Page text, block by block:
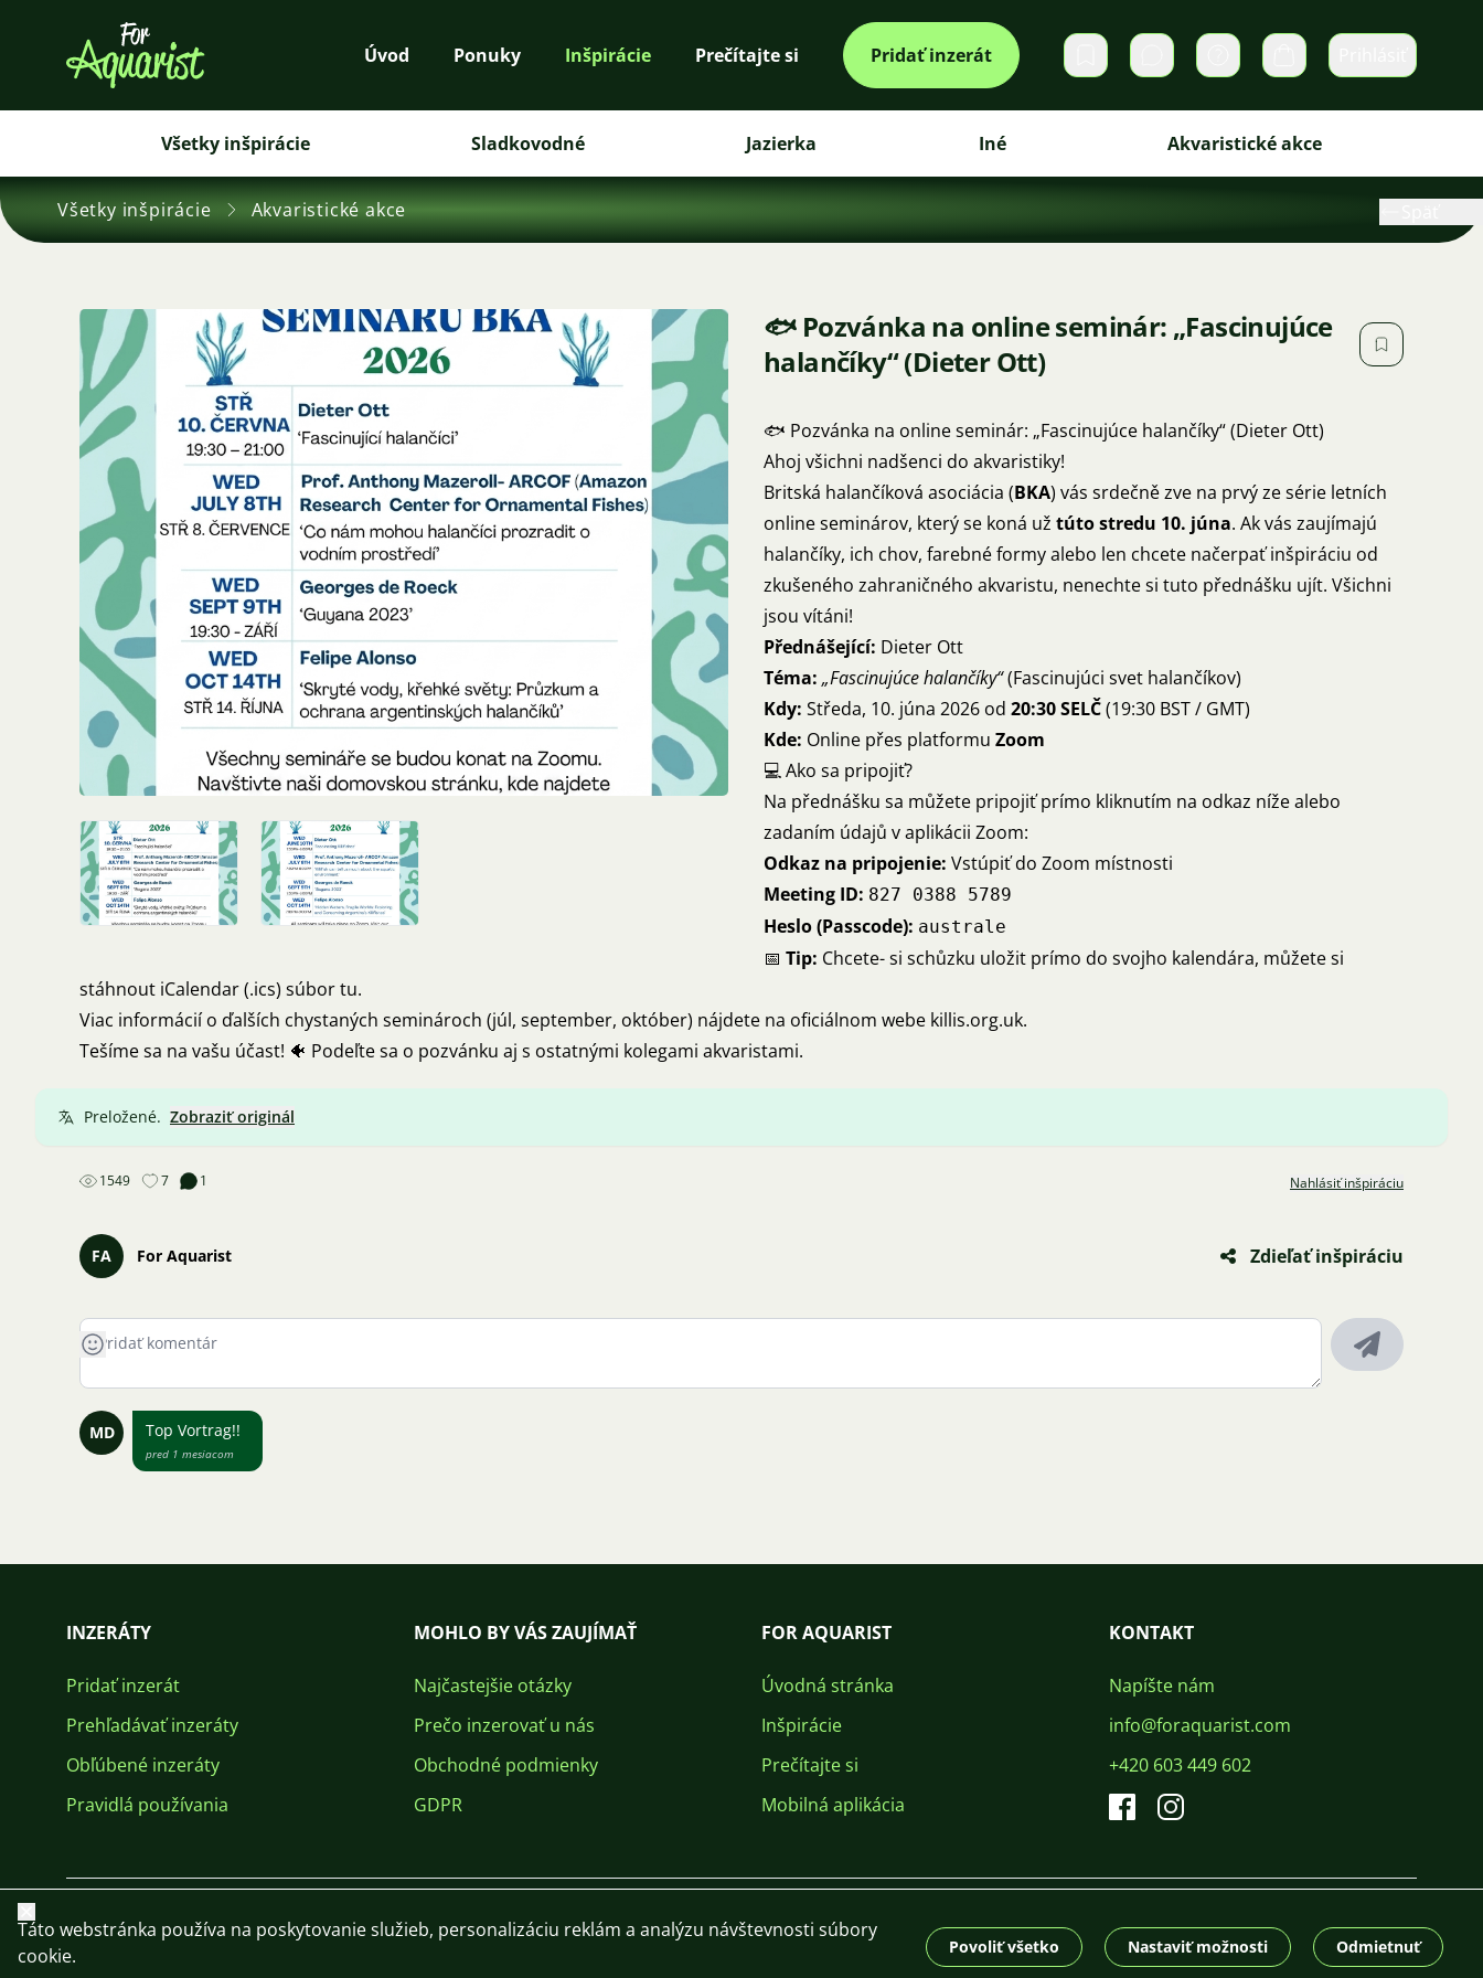
Úvod Ponuky Inšpirácie Prečítajte si Pridať inzerát Súkromné správy Košík
Všetky inšpirácie Sladkovodné Jazierka Iné Akvaristické akce
Všetky inšpirácie Akvaristické akce
🐟 Pozvánka na online seminár: „Fascinujúce
halančíky“ (Dieter Ott)
🐟 Pozvánka na online seminár: „Fascinujúce halančíky“ (Dieter Ott)
Ahoj všichni nadšenci do akvaristiky!
Britská halančíková asociácia (BKA) vás srdečně zve na prvý ze série letních
online seminárov, který se koná už túto stredu 10. júna. Ak vás zaujímajú
halančíky, ich chov, farebné formy alebo len chcete načerpať inšpiráciu od
zkušeného zahraničného akvaristu, nenechte si tuto přednášku ujít. Všichni
jsou vítáni!
Přednášející: Dieter Ott
Téma: „Fascinujúce halančíky“(Fascinujúci svet halančíkov)
Kdy: Středa, 10. júna 2026 od 20:30 SELČ(19:30 BST / GMT)
Kde: Online přes platformu Zoom
💻 Ako sa pripojiť?
Na přednášku sa můžete pripojiť prímo kliknutím na odkaz níže alebo
zadaním údajů v aplikácii Zoom:
Odkaz na pripojenie: Vstúpiť do Zoom místnosti
Meeting ID: 827 0388 5789
Heslo (Passcode): australe
📅 Tip: Chcete- si schůzku uložit prímo do svojho kalendára, můžete si
stáhnout iCalendar (.ics) súbor tu.
Viac informácií o ďalších chystaných seminároch (júl, september, október) nájdete na oficiálnom webe killis.org.uk.
Tešíme sa na vašu účast! 🐠 Podeľte sa o pozvánku aj s ostatnými kolegami akvaristami.
Preložené. Zobraziť originál
1549 7 1 Nahlásiť inšpiráciu
FA For Aquarist Zdieľať inšpiráciu
MD Top Vortrag!!
pred 1 mesiacom
INZERÁTY
Pridať inzerát
Prehľadávať inzeráty
Obľúbené inzeráty
Pravidlá používania
MOHLO BY VÁS ZAUJÍMAŤ
Najčastejšie otázky
Prečo inzerovať u nás
Obchodné podmienky
GDPR
FOR AQUARIST
Úvodná stránka
Inšpirácie
Prečítajte si
Mobilná aplikácia
KONTAKT
Napíšte nám
info@foraquarist.com
+420 603 449 602
CS EN PL DE © 2026 For Aquarist
Zavrieť
Táto webstránka používa na poskytovanie služieb, personalizáciu reklám a analýzu návštevnosti súbory
cookie.
Povoliť všetko Nastaviť možnosti Odmietnuť